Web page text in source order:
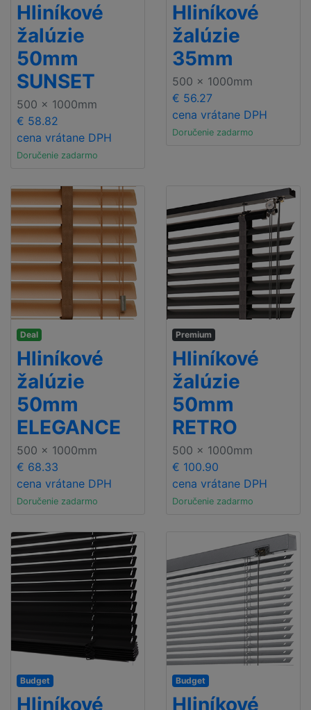
Hliníkové
žalúzie
50mm
SUNSET
500 x 1000mm
€ 58.82
cena vrátane DPH
Doručenie zadarmo
Hliníkové
žalúzie
35mm
500 x 1000mm
€ 56.27
cena vrátane DPH
Doručenie zadarmo
Deal
Hliníkové
žalúzie
50mm
ELEGANCE
500 x 1000mm
€ 68.33
cena vrátane DPH
Doručenie zadarmo
Premium
Hliníkové
žalúzie
50mm
RETRO
500 x 1000mm
€ 100.90
cena vrátane DPH
Doručenie zadarmo
Budget
Hliníkové
Budget
Hliníkové